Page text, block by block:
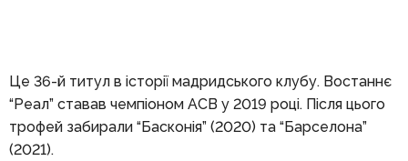
Це 36-й титул в історії мадридського клубу. Востаннє
“Реал” ставав чемпіоном ACB у 2019 році. Після цього
трофей забирали “Басконія” (2020) та “Барселона”
(2021).